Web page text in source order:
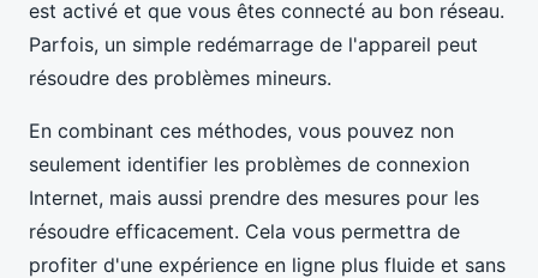
est activé et que vous êtes connecté au bon réseau.
Parfois, un simple redémarrage de l'appareil peut
résoudre des problèmes mineurs.
En combinant ces méthodes, vous pouvez non
seulement identifier les problèmes de connexion
Internet, mais aussi prendre des mesures pour les
résoudre efficacement. Cela vous permettra de
profiter d'une expérience en ligne plus fluide et sans